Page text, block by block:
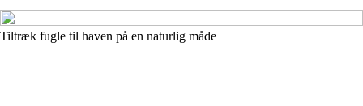
Tiltræk fugle til haven på en naturlig måde